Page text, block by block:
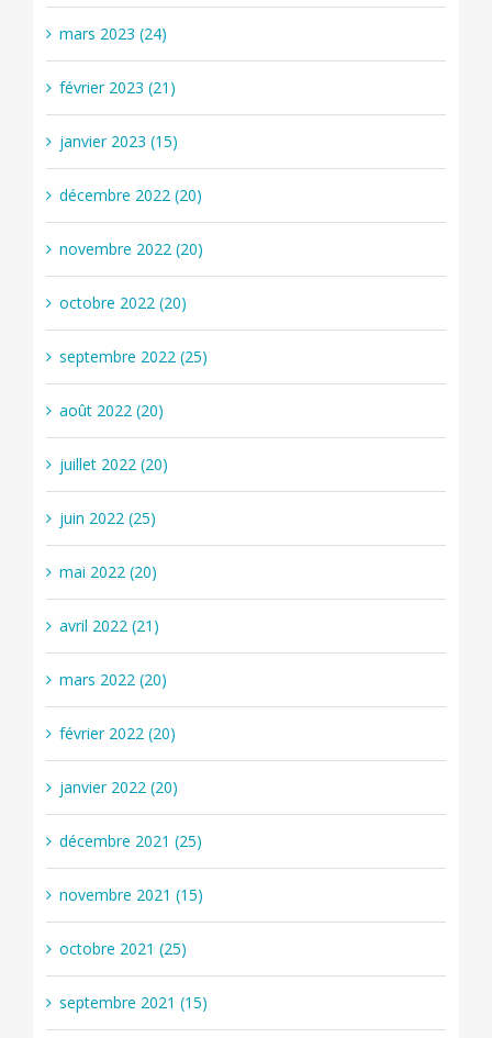
mars 2023 (24)
février 2023 (21)
janvier 2023 (15)
décembre 2022 (20)
novembre 2022 (20)
octobre 2022 (20)
septembre 2022 (25)
août 2022 (20)
juillet 2022 (20)
juin 2022 (25)
mai 2022 (20)
avril 2022 (21)
mars 2022 (20)
février 2022 (20)
janvier 2022 (20)
décembre 2021 (25)
novembre 2021 (15)
octobre 2021 (25)
septembre 2021 (15)